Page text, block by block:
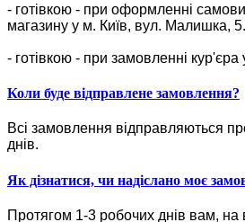
- готівкою - при оформленні
магазину у м. Київ, вул. Малишка, 5.
- готівкою - при замовленні кур'єра
Коли буде відправлене замовлення?
Всі замовлення відправляються
днів.
Як дізнатися, чи надіслано моє
Протягом 1-3 робочих днів вам, на